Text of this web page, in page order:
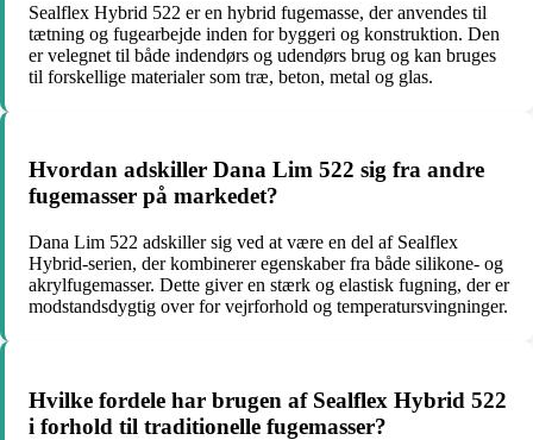
Sealflex Hybrid 522 er en hybrid fugemasse, der anvendes til
tætning og fugearbejde inden for byggeri og konstruktion. Den
er velegnet til både indendørs og udendørs brug og kan bruges
til forskellige materialer som træ, beton, metal og glas.
Hvordan adskiller Dana Lim 522 sig fra andre
fugemasser på markedet?
Dana Lim 522 adskiller sig ved at være en del af Sealflex
Hybrid-serien, der kombinerer egenskaber fra både silikone- og
akrylfugemasser. Dette giver en stærk og elastisk fugning, der er
modstandsdygtig over for vejrforhold og temperatursvingninger.
Hvilke fordele har brugen af Sealflex Hybrid 522
i forhold til traditionelle fugemasser?